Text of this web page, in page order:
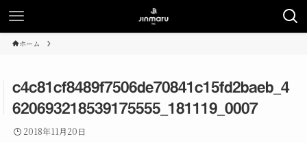
ホーム
c4c81cf8489f7506de70841c15fd2baeb_4
620693218539175555_181119_0007
2018年11月20日